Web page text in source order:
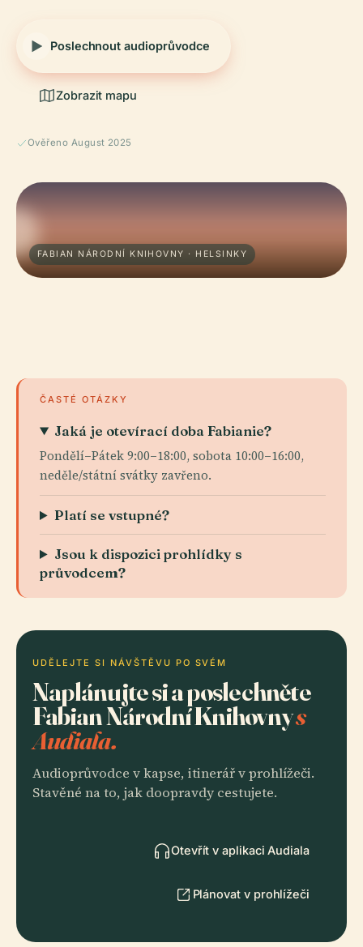
Poslechnout audioprůvodce
Zobrazit mapu
Ověřeno August 2025
FABIAN NÁRODNÍ KNIHOVNY · HELSINKY
ČASTÉ OTÁZKY
Jaká je otevírací doba Fabianie?
Pondělí–Pátek 9:00–18:00, sobota 10:00–16:00,
neděle/státní svátky zavřeno.
Platí se vstupné?
Jsou k dispozici prohlídky s
průvodcem?
UDĚLEJTE SI NÁVŠTĚVU PO SVÉM
Naplánujte si a poslechněte
Fabian Národní Knihovnys
Audiala.
Audioprůvodce v kapse, itinerář v prohlížeči.
Stavěné na to, jak doopravdy cestujete.
Otevřít v aplikaci Audiala
Plánovat v prohlížeči